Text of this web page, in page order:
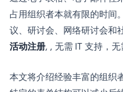
占用组织者本就有限的时间
议、研讨会、网络研讨会和
活动注册, , 无需 IT 支持，
本文将介绍经验丰富的组织